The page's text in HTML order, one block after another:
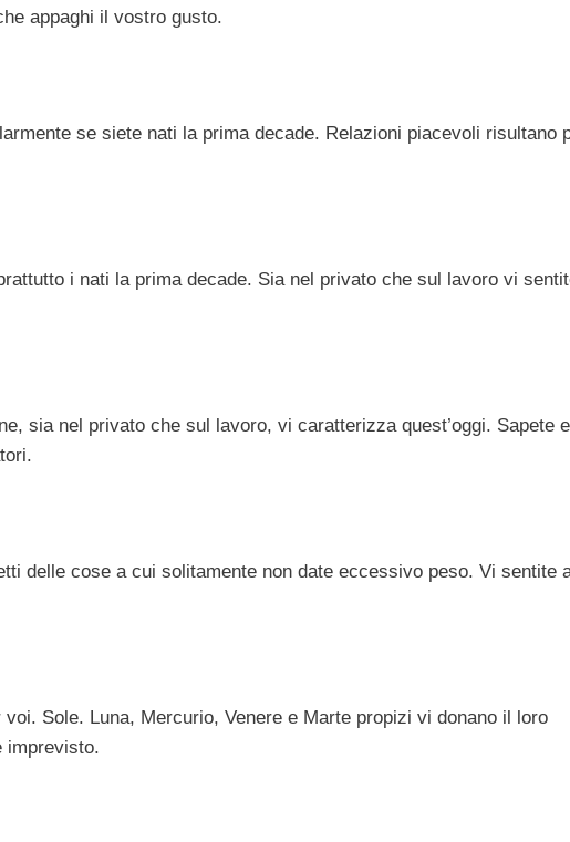
appaghi il vostro gusto.
se siete nati la prima decade. Relazioni piacevoli risultano
i nati la prima decade. Sia nel privato che sul lavoro vi
sia nel privato che sul lavoro, vi caratterizza quest’oggi. Sapete
delle cose a cui solitamente non date eccessivo peso. Vi sentite
Sole. Luna, Mercurio, Venere e Marte propizi vi donano il loro
imprevisto.